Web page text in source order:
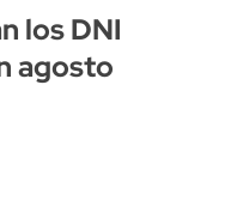
los DNI
agosto